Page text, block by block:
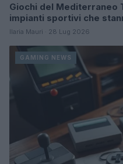
Giochi del Mediterraneo
impianti sportivi che
Ilaria Mauri · 28 Lug 2026
GAMING NEWS